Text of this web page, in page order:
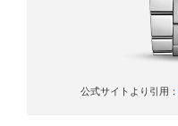
公式サイトより引用：